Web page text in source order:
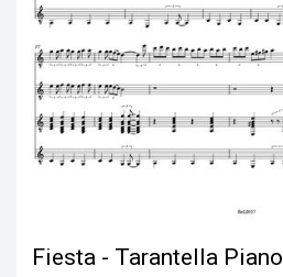
Fiesta - Tarantella Piano